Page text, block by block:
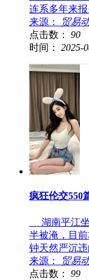
连系多年来
来源：
贸易
点击数： 90
时间： 2025-
疯狂伦交550
湖南平江坐
半被淹，目
钟天然严沉
来源：
贸易
点击数： 99